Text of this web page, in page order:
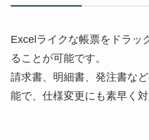
Excelライクな帳票をドラッ
ることが可能です。
請求書、明細書、発注書な
能で、仕様変更にも素早く対